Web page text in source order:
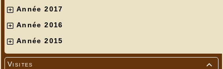
Année 2017
Année 2016
Année 2015

Visites